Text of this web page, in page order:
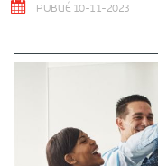
PUBLIÉ 10-11-2023